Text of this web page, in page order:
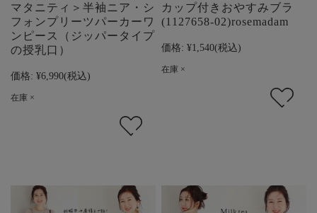
マタニティ＞半袖ニア・シ
フォンプリーツパーカーワ
ンピース（ジッパータイプ
の授乳口）
価格: ¥6,990(税込)
在庫 ×
カップ付きおやすみブラ
(1127658-02)rosemadam
価格: ¥1,540(税込)
在庫 ×